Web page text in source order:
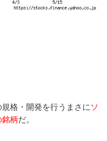
格・開発を行うまさに ソ
柄だ。